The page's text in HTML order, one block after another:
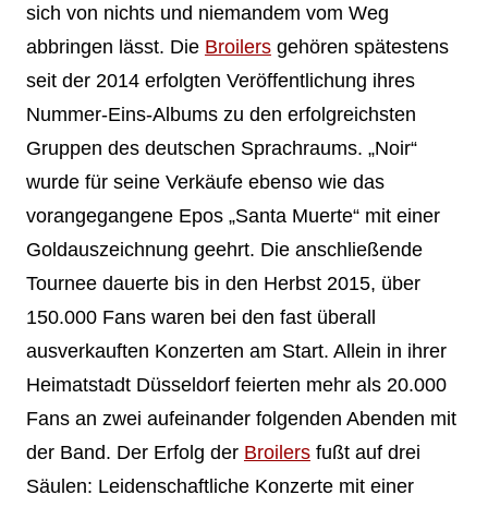
sich von nichts und niemandem vom Weg
abbringen lässt. Die Broilersgehören spätestens
seit der 2014 erfolgten Veröffentlichung ihres
Nummer-Eins-Albums zu den erfolgreichsten
Gruppen des deutschen Sprachraums. „Noir“
wurde für seine Verkäufe ebenso wie das
vorangegangene Epos „Santa Muerte“ mit einer
Goldauszeichnung geehrt. Die anschließende
Tournee dauerte bis in den Herbst 2015, über
150.000 Fans waren bei den fast überall
ausverkauften Konzerten am Start. Allein in ihrer
Heimatstadt Düsseldorf feierten mehr als 20.000
Fans an zwei aufeinander folgenden Abenden mit
der Band. Der Erfolg der Broilersfußt auf drei
Säulen: Leidenschaftliche Konzerte mit einer